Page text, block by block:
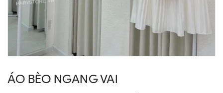
ÁO BÈO NGANG VAI